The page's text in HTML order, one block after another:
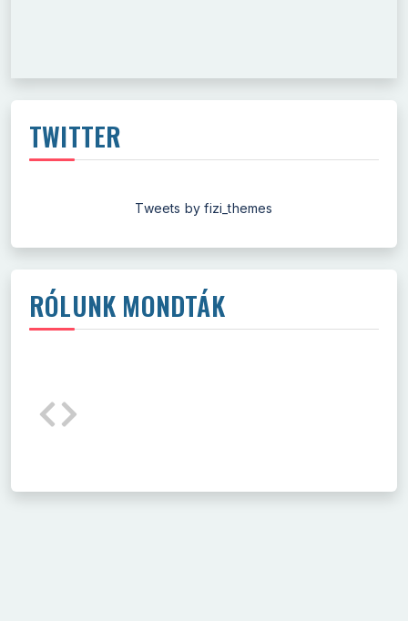
TWITTER
Tweets by fizi_themes
RÓLUNK MONDTÁK